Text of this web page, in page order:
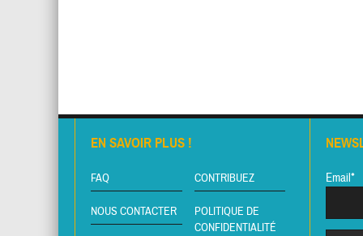
EN SAVOIR PLUS !
FAQ CONTRIBUEZ
NOUS CONTACTER
POLITIQUE DE
CONFIDENTIALITÉ
Email*